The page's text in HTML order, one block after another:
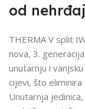
od
THERMA V split
nova, 3.
unutarnju i
cijevi, što
Unutarnja